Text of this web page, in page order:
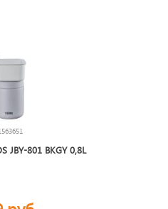
JBY-801 BKGY 0,8L